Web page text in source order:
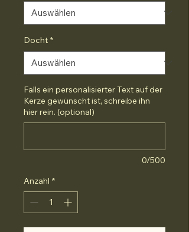
Docht *
Falls ein personalisierter Text auf der
Kerze gewünscht ist, schreibe ihn
hier rein. (optional)
0/500
Anzahl *